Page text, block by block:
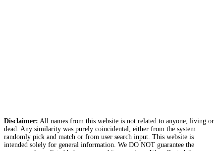
Disclaimer: All names from this website is not related to anyone, living or
dead. Any similarity was purely coincidental, either from the system
randomly pick and match or from user search input. This website is
intended solely for general information. We DO NOT guarantee the